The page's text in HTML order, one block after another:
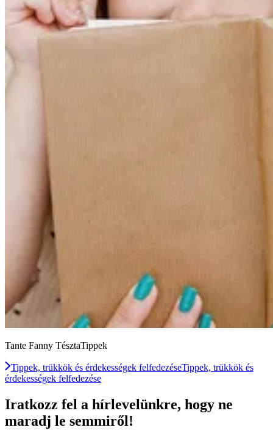
Tante Fanny TésztaTippek
Tippek, trükkök és érdekességek felfedezéseTippek, trükkök és
érdekességek felfedezése
Iratkozz fel a hírlevelünkre, hogy ne
maradj le semmiről!